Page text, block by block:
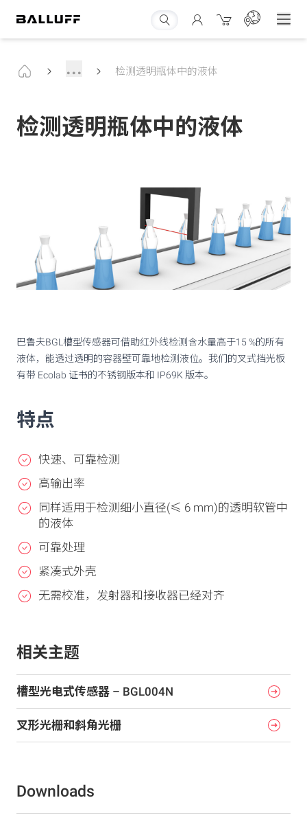
... 检测透明瓶体中的液体
检测透明瓶体中的液体
巴鲁夫BGL槽型传感器可借助红外线检测含水量高于15 %的所有
液体，能透过透明的容器壁可靠地检测液位。我们的叉式挡光板
有带 Ecolab 证书的不锈钢版本和 IP69K 版本。
特点
快速、可靠检测
高输出率
同样适用于检测细小直径(≤ 6 mm)的透明软管中
的液体
可靠处理
紧凑式外壳
无需校准，发射器和接收器已经对齐
相关主题
槽型光电式传感器 – BGL004N
叉形光栅和斜角光栅
Downloads